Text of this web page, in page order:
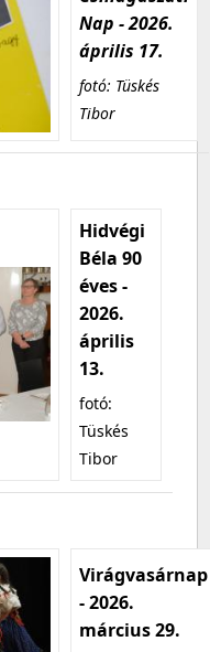
Nap - 2026.
április 17.
fotó: Tüskés
Tibor
Hidvégi
Béla 90
éves -
2026.
április
13.
fotó:
Tüskés
Tibor
Virágvasárnap
- 2026.
március 29.